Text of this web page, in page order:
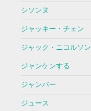
シソンヌ
ジャッキー・チェン
ジャック・ニコルソン
ジャンケンする
ジャンバー
ジュース